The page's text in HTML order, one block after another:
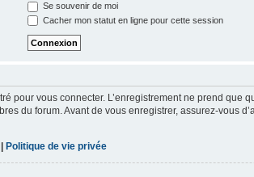
Se souvenir de moi
Cacher mon statut en ligne pour cette session
pour vous connecter. L’enregistrement ne prend
du forum. Avant de vous enregistrer, assurez-vous
| Politique de vie privée